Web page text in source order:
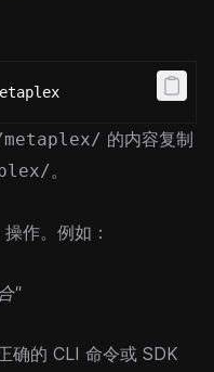
的内容复制
。
作。例如：
"
确的 CLI 命令或 SDK